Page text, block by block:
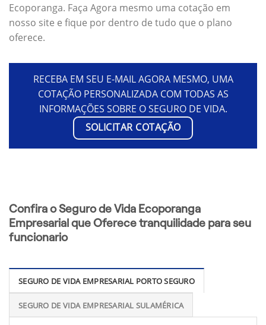
Ecoporanga. Faça Agora mesmo uma cotação em
nosso site e fique por dentro de tudo que o plano
oferece.
RECEBA EM SEU E-MAIL AGORA MESMO, UMA
COTAÇÃO PERSONALIZADA COM TODAS AS
INFORMAÇÕES SOBRE O SEGURO DE VIDA.
SOLICITAR COTAÇÃO
Confira o Seguro de Vida Ecoporanga
Empresarial que Oferece tranquilidade para seu
funcionario
SEGURO DE VIDA EMPRESARIAL PORTO SEGURO
SEGURO DE VIDA EMPRESARIAL SULAMÉRICA